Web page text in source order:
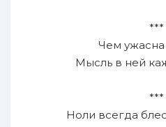
***
Чем
Мысль в ней
***
Ноли всегда